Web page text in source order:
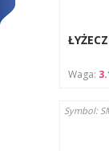
Waga:
Symbol: